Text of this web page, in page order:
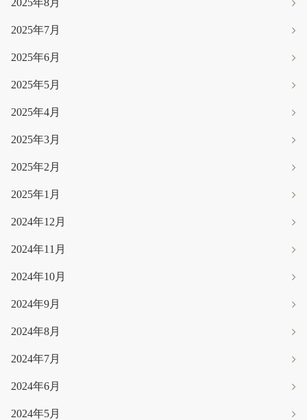
2025年7月
2025年6月
2025年5月
2025年4月
2025年3月
2025年2月
2025年1月
2024年12月
2024年11月
2024年10月
2024年9月
2024年8月
2024年7月
2024年6月
2024年5月